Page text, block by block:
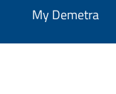
My Demetra